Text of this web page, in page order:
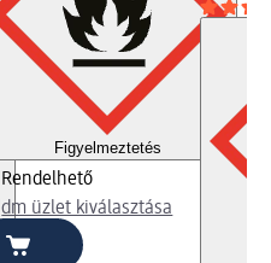
Figyelmeztetés
Rendelhető
dm üzlet kiválasztása